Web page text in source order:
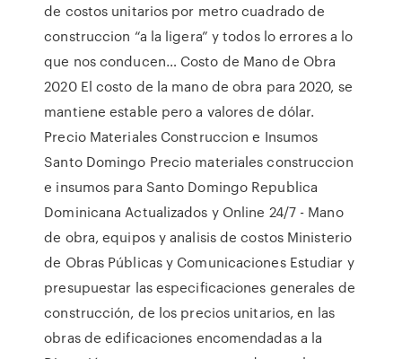
de costos unitarios por metro cuadrado de
construccion “a la ligera” y todos lo errores a lo
que nos conducen… Costo de Mano de Obra
2020 El costo de la mano de obra para 2020, se
mantiene estable pero a valores de dólar.
Precio Materiales Construccion e Insumos
Santo Domingo Precio materiales construccion
e insumos para Santo Domingo Republica
Dominicana Actualizados y Online 24/7 - Mano
de obra, equipos y analisis de costos Ministerio
de Obras Públicas y Comunicaciones Estudiar y
presupuestar las especificaciones generales de
construcción, de los precios unitarios, en las
obras de edificaciones encomendadas a la